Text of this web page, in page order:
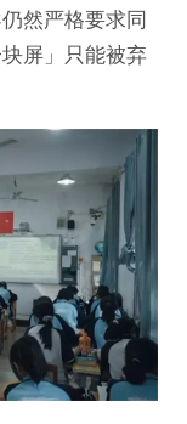
然严格要求同
屏」只能被弃